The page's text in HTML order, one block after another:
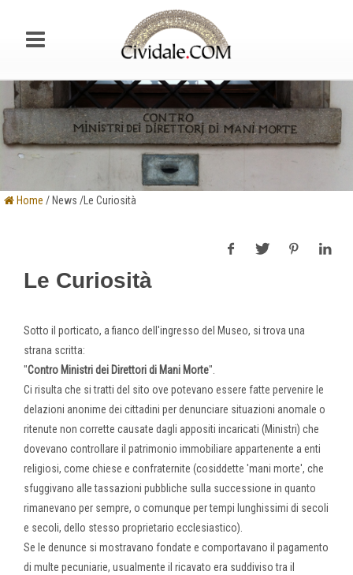
Home / News /Le Curiosità
Le Curiosità
Sotto il porticato, a fianco dell'ingresso del Museo, si trova una
strana scritta:
"Contro Ministri dei Direttori di Mani Morte".
Ci risulta che si tratti del sito ove potevano essere fatte pervenire le
delazioni anonime dei cittadini per denunciare situazioni anomale o
ritenute non corrette causate dagli appositi incaricati (Ministri) che
dovevano controllare il patrimonio immobiliare appartenente a enti
religiosi, come chiese e confraternite (cosiddette 'mani morte', che
sfuggivano alle tassazioni pubbliche sulla successione in quanto
rimanevano per sempre, o comunque per tempi lunghissimi di secoli
e secoli, dello stesso proprietario ecclesiastico).
Se le denunce si mostravano fondate e comportavano il pagamento
di multe pecuniarie, usualmente il ricavato era suddiviso tra il